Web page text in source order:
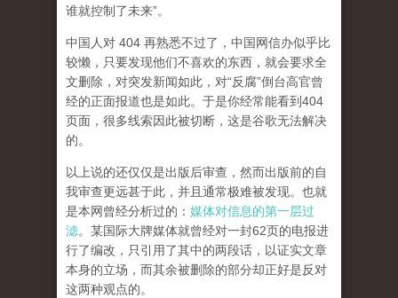
谁就控制了未来”。
中国人对 404 再熟悉不过了，中国网信办似乎比
较懒，只要发现他们不喜欢的东西，就会要求全
文删除，对突发新闻如此，对“反腐”倒台高官曾
经的正面报道也是如此。于是你经常能看到404
页面， 很多线索因此被切断，这是谷歌无法解决
的。
以上说的还仅仅是出版后审查，然而出版前的自
我审查更远甚于此，并且通常极难被发现。 也就
是本网曾经分析过的： 媒体对信息的第一层过
滤。某国际大牌媒体就曾经对一封62页的电报进
行了编改，只引用了其中的两段话，以证实文章
本身的立场，而其余被删除的部分却正好是反对
这两种观点的。